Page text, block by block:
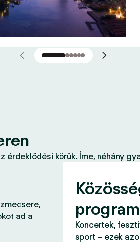
érdeklődési körük. Íme, néhány
ad a
Koncertek,
sport – ezek